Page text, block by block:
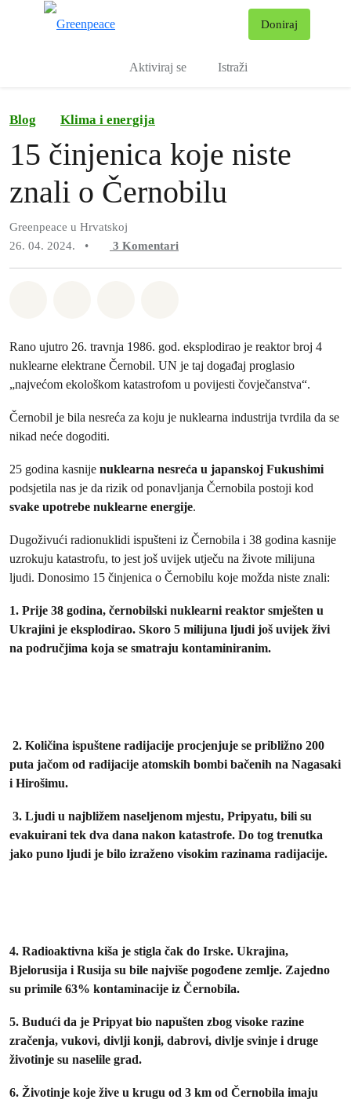
Doniraj
Aktiviraj se Istraži
Blog Klima i energija
15 činjenica koje niste
znali o Černobilu
Greenpeace u Hrvatskoj
26. 04. 2024.
• 3 Komentari
Rano ujutro 26. travnja 1986. god. eksplodirao je reaktor broj 4
nuklearne elektrane Černobil. UN je taj događaj proglasio
„najvećom ekološkom katastrofom u povijesti čovječanstva“.
Černobil je bila nesreća za koju je nuklearna industrija tvrdila da se
nikad neće dogoditi.
25 godina kasnije nuklearna nesreća u japanskoj Fukushimi
podsjetila nas je da rizik od ponavljanja Černobila postoji kod
svake upotrebe nuklearne energije.
Dugoživući radionuklidi ispušteni iz Černobila i 38 godina kasnije
uzrokuju katastrofu, to jest još uvijek utječu na živote milijuna
ljudi. Donosimo 15 činjenica o Černobilu koje možda niste znali:
1. Prije 38 godina, černobilski nuklearni reaktor smješten u
Ukrajini je eksplodirao. Skoro 5 milijuna ljudi još uvijek živi
na područjima koja se smatraju kontaminiranim.
2. Količina ispuštene radijacije procjenjuje se približno 200
puta jačom od radijacije atomskih bombi bačenih na Nagasaki
i Hirošimu.
3. Ljudi u najbližem naseljenom mjestu, Pripyatu, bili su
evakuirani tek dva dana nakon katastrofe. Do tog trenutka
jako puno ljudi je bilo izraženo visokim razinama radijacije.
4. Radioaktivna kiša je stigla čak do Irske. Ukrajina,
Bjelorusija i Rusija su bile najviše pogođene zemlje. Zajedno
su primile 63% kontaminacije iz Černobila.
5. Budući da je Pripyat bio napušten zbog visoke razine
zračenja, vukovi, divlji konji, dabrovi, divlje svinje i druge
životinje su naselile grad.
6. Životinje koje žive u krugu od 3 km od Černobila imaju